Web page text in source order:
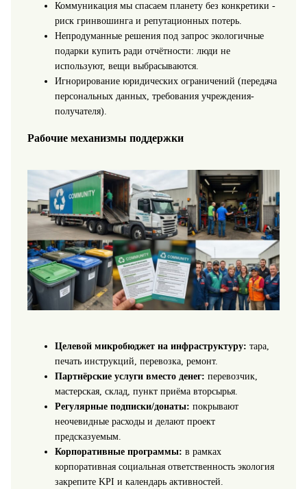
Коммуникация мы спасаем планету без конкретики -
риск гринвошинга и репутационных потерь.
Непродуманные решения под запрос экологичные
подарки купить ради отчётности: люди не
используют, вещи выбрасываются.
Игнорирование юридических ограничений (передача
персональных данных, требования учреждения-
получателя).
Рабочие механизмы поддержки
Целевой микробюджет на инфраструктуру: тара,
печать инструкций, перевозка, ремонт.
Партнёрские услуги вместо денег: перевозчик,
мастерская, склад, пункт приёма вторсырья.
Регулярные подписки/донаты: покрывают
неочевидные расходы и делают проект
предсказуемым.
Корпоративные программы: в рамках
корпоративная социальная ответственность экология
закрепите KPI и календарь активностей.